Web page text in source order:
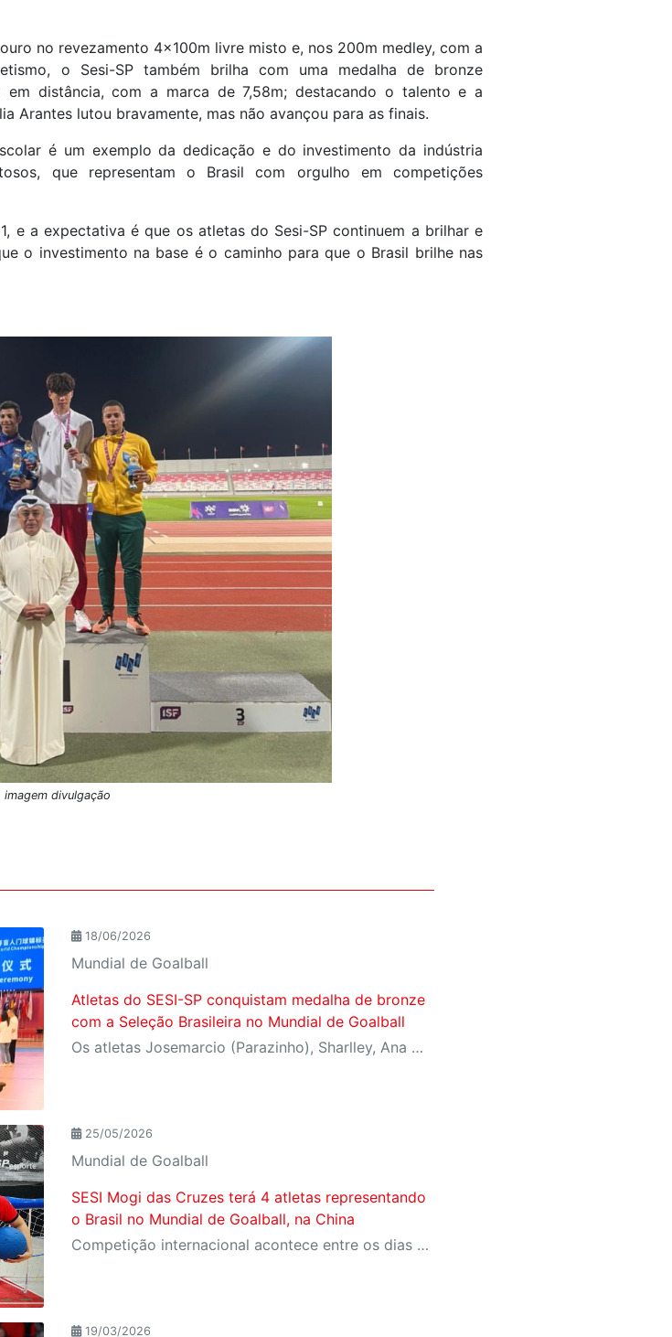
no revezamento 4x100m livre misto e, nos 200m medley, com a
o Sesi-SP também brilha com uma medalha de bronze
distância, com a marca de 7,58m; destacando o talento e a
Arantes lutou bravamente, mas não avançou para as finais.
é um exemplo da dedicação e do investimento da indústria
que representam o Brasil com orgulho em competições
e a expectativa é que os atletas do Sesi-SP continuem a brilhar e
o investimento na base é o caminho para que o Brasil brilhe nas
imagem divulgação
18/06/2026
Mundial de Goalball
Atletas do SESI-SP conquistam medalha de bronze
com a Seleção Brasileira no Mundial de Goalball
Os atletas Josemarcio (Parazinho), Sharlley, Ana Gabriely e Danielle Longhini defenderam a Seleção Brasileira de Goalball no Campeonato Mundial, realizado na China, conquistando uma medalha de bronze no masculino
25/05/2026
Mundial de Goalball
SESI Mogi das Cruzes terá 4 atletas representando
o Brasil no Mundial de Goalball, na China
Competição internacional acontece entre os dias 6 e 16 de junho, na cidade de Hangzhou.
19/03/2026